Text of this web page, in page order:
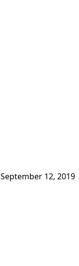
September 12, 2019